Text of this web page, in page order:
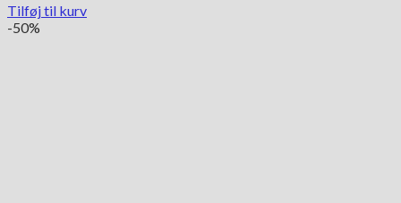
Tilføj til kurv
-50%